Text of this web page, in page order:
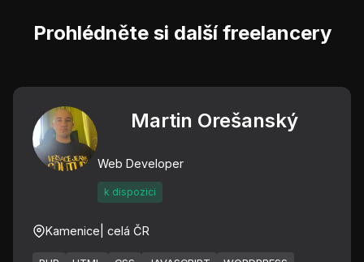
Prohlédněte si další freelancery
Martin Orešanský
Web Developer
k dispozici
Kamenice | celá ČR